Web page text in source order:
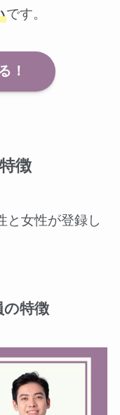
です。
！
徴
と女性が登録し
特徴